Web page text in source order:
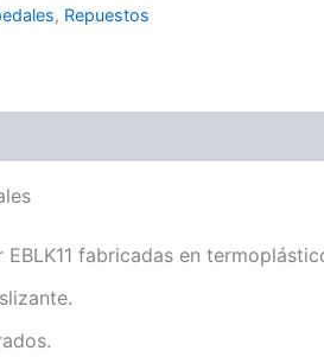
, Repuestos
EBLK11 fabricadas en